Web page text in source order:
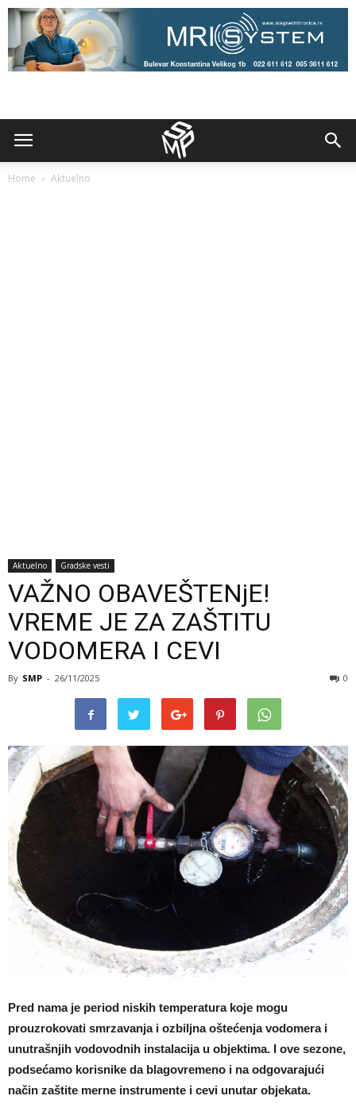
Home Aktuelno
Aktuelno Gradske vesti
VAŽNO OBAVEŠTENjE!
VREME JE ZA ZAŠTITU
VODOMERA I CEVI
By SMP - 26/11/2025 0
Pred nama je period niskih temperatura koje mogu
prouzrokovati smrzavanja i ozbiljna oštećenja vodomera i
unutrašnjih vodovodnih instalacija u objektima. I ove sezone,
podsećamo korisnike da blagovremeno i na odgovarajući
način zaštite merne instrumente i cevi unutar objekata.